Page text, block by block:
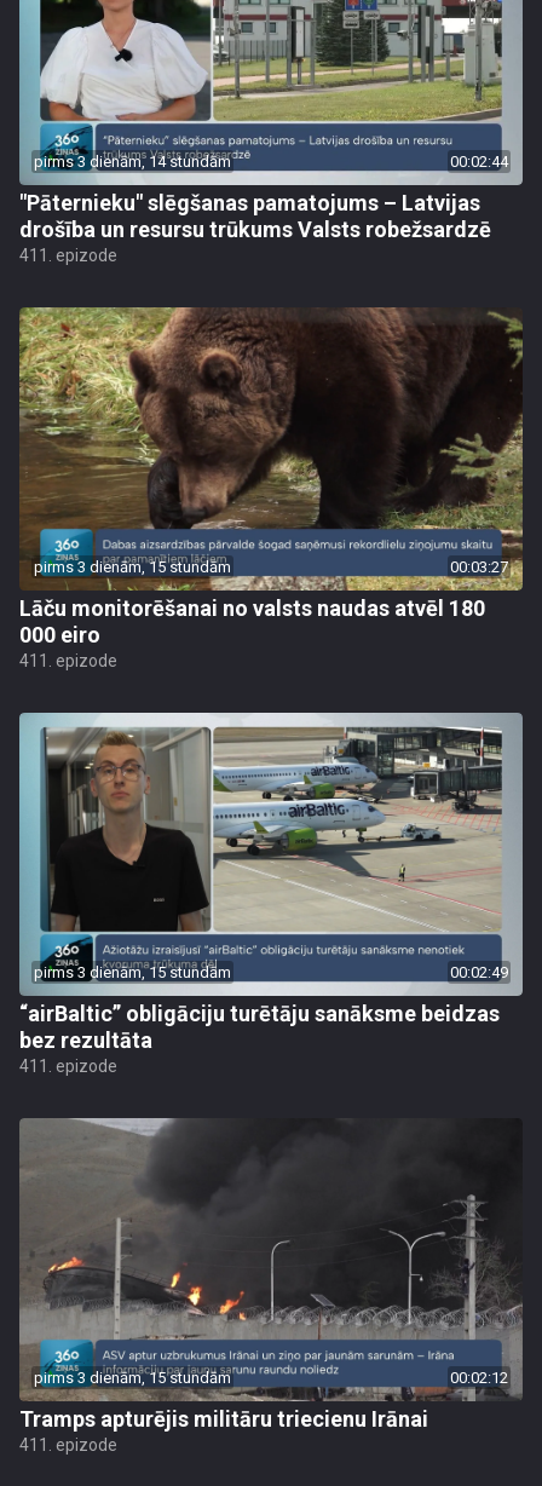
pirms 3 dienām, 14 stundām 00:02:44
"Pāternieku" slēgšanas pamatojums – Latvijas
drošība un resursu trūkums Valsts robežsardzē
411. epizode
pirms 3 dienām, 15 stundām 00:03:27
Lāču monitorēšanai no valsts naudas atvēl 180
000 eiro
411. epizode
pirms 3 dienām, 15 stundām 00:02:49
“airBaltic” obligāciju turētāju sanāksme beidzas
bez rezultāta
411. epizode
pirms 3 dienām, 15 stundām 00:02:12
Tramps apturējis militāru triecienu Irānai
411. epizode